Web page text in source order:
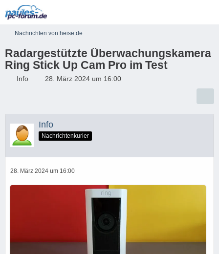
Nachrichten von heise.de
Radargestützte Überwachungskamera
Ring Stick Up Cam Pro im Test
Info 28. März 2024 um 16:00
Info
Nachrichtenkurier
28. März 2024 um 16:00